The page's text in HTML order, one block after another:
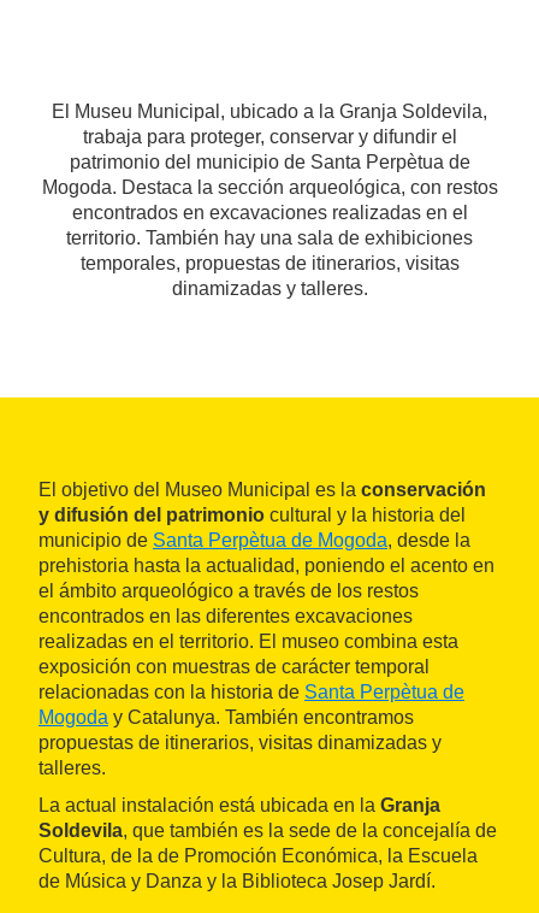
El Museu Municipal, ubicado a la Granja Soldevila,
trabaja para proteger, conservar y difundir el
patrimonio del municipio de Santa Perpètua de
Mogoda. Destaca la sección arqueológica, con restos
encontrados en excavaciones realizadas en el
territorio. También hay una sala de exhibiciones
temporales, propuestas de itinerarios, visitas
dinamizadas y talleres.
El objetivo del Museo Municipal es la conservación
y difusión del patrimonio cultural y la historia del
municipio de Santa Perpètua de Mogoda, desde la
prehistoria hasta la actualidad, poniendo el acento en
el ámbito arqueológico a través de los restos
encontrados en las diferentes excavaciones
realizadas en el territorio. El museo combina esta
exposición con muestras de carácter temporal
relacionadas con la historia de Santa Perpètua de
Mogoda y Catalunya. También encontramos
propuestas de itinerarios, visitas dinamizadas y
talleres.
La actual instalación está ubicada en la Granja
Soldevila, que también es la sede de la concejalía de
Cultura, de la de Promoción Económica, la Escuela
de Música y Danza y la Biblioteca Josep Jardí.